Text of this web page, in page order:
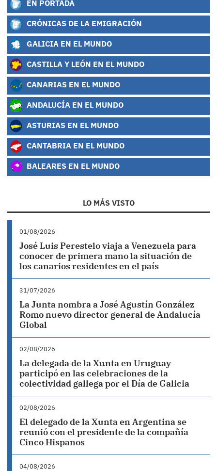
EN PORTADA
CRÓNICAS DE LA EMIGRACIÓN
GALICIA EN EL MUNDO
CASTILLA Y LEÓN EN EL MUNDO
CANARIAS EN EL MUNDO
ANDALUCÍA EN EL MUNDO
ASTURIAS EN EL MUNDO
CANTABRIA EN EL MUNDO
BALEARES EN EL MUNDO
LO MÁS VISTO
01/08/2026
José Luis Perestelo viaja a Venezuela para
conocer de primera mano la situación de
los canarios residentes en el país
31/07/2026
La Junta nombra a José Agustín González
Romo nuevo director general de Andalucía
Global
02/08/2026
La delegada de la Xunta en Uruguay
participó en las celebraciones de la
colectividad gallega por el Día de Galicia
02/08/2026
El delegado de la Xunta en Argentina se
reunió con el presidente de la compañía
Cinco Hispanos
04/08/2026